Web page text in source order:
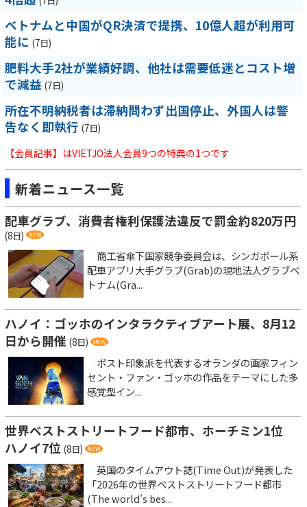
ベトナムと中国がQR決済で提携、10億人超が利用可
能に (7日)
肥料大手2社が業績好調、他社は需要低迷とコスト増
で減益 (7日)
所在不明納税者は滞納問わず出国停止、外国人は警
告なく即執行 (7日)
【会員記事】はVIETJO法人会員9つの特典の1つです
新着ニュース一覧
配車グラブ、消費者権利保護法違反で罰金約820万円
(8日)
商工省傘下国家競争委員会は、シンガポール系
配車アプリ大手グラブ(Grab)の現地法人グラブベ
トナム(Gra...
ハノイ：ゴッホのインタラクティブアート展、8月12
日から開催 (8日)
ポスト印象派を代表するオランダの画家フィン
セント・ファン・ゴッホの作品をテーマにした多
感覚型イン...
世界ベストストリートフード都市、ホーチミン1位
ハノイ7位 (8日)
英国のタイムアウト誌(Time Out)が発表した
「2026年の世界ベストストリートフード都市
(The world’s bes...